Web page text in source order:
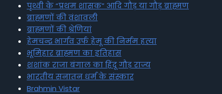
पृथ्वी के “प्रथम शासक” आदि गौड़ या गौड़ ब्राह्मण
ब्राह्मणों की वंशावली
ब्राह्मणों की श्रेणियां
हेमचन्द्र भार्गव उर्फ हेमू की निर्मम हत्या
भूमिहार ब्राह्मण का इतिहास
शशांक राजा बंगाल का हिंदू गौड़ राज्य
भारतीय सनातन धर्म के संस्कार
Brahmin Vistar